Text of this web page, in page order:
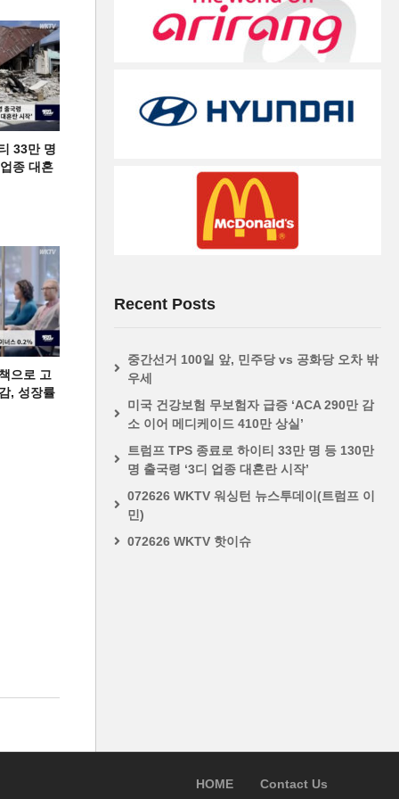
33만 명
종 대혼
으로 고
, 성장률
Recent Posts
중간선거 100일 앞, 민주당 vs 공화당 오차 밖
우세
미국 건강보험 무보험자 급증 ‘ACA 290만 감
소 이어 메디케이드 410만 상실’
트럼프 TPS 종료로 하이티 33만 명 등 130만
명 출국령 ‘3디 업종 대혼란 시작’
072626 WKTV 워싱턴 뉴스투데이(트럼프 이
민)
072626 WKTV 핫이슈
HOME Contact Us